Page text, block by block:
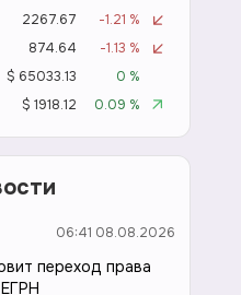
2267.67
-1.21 %
874.64
-1.13 %
$ 65033.13
0 %
$ 1918.12 0.09 %
06:41 08.08.2026
переход права